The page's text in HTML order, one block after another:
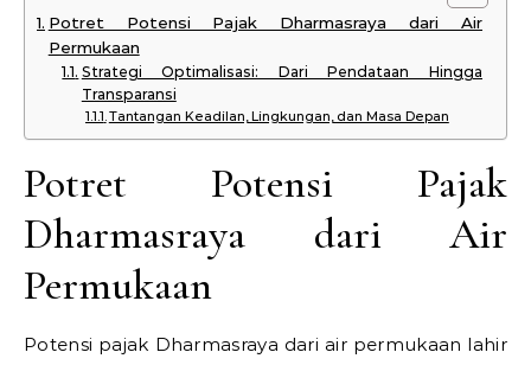
Potret Potensi Pajak Dharmasraya dari Air
Permukaan
Strategi Optimalisasi: Dari Pendataan Hingga
Transparansi
Tantangan Keadilan, Lingkungan, dan Masa Depan
Potret Potensi Pajak
Dharmasraya dari Air
Permukaan
Potensi pajak Dharmasraya dari air permukaan lahir